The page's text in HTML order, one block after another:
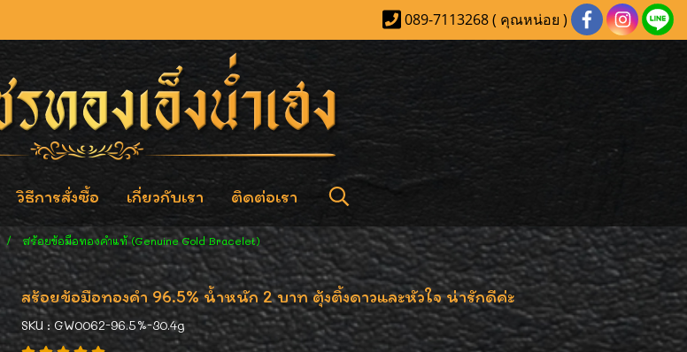
089-7113268 ( คุณหน่อย )
วิธีการสั่งซื้อ เกี่ยวกับเรา ติดต่อเรา
สร้อยข้อมือทองคำแท้ (Genuine Gold Bracelet)
สร้อยข้อมือทองคำ 96.5% น้ำหนัก 2 บาท ตุ้งติ้งดาวและหัวใจ น่ารักดีค่ะ
SKU : GW0062-96.5%-30.4g